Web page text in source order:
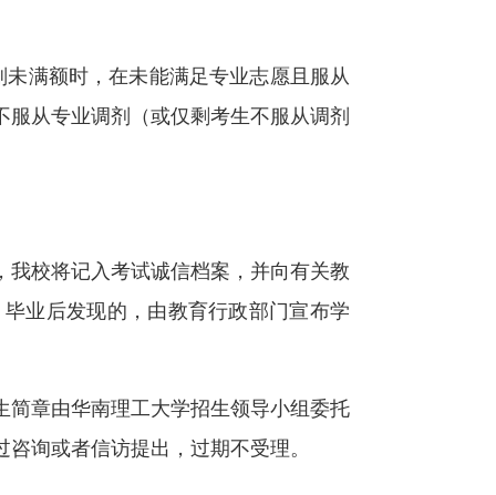
满额时，在未能满足专业志愿且服从
从专业调剂（或仅剩考生不服从调剂
校将记入考试诚信档案，并向有关教
业后发现的，由教育行政部门宣布学
章由华南理工大学招生领导小组委托
询或者信访提出，过期不受理。